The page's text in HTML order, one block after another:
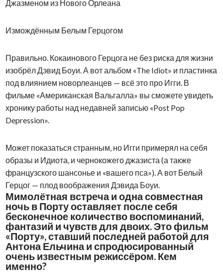
Джазменом из Нового Орлеана
Измождённым Белым Герцогом
Правильно. Кокаинового Герцога не без риска для жизни
изобрёл Дэвид Боуи. А вот альбом «The Idiot» и пластинка
под влиянием новорлеанцев — всё это про Игги. В
фильме «Американская Вальгалла» вы сможете увидеть
хронику работы над недавней записью «Post Pop
Depression».
Может показаться странным, но Игги примерял на себя
образы и Идиота, и чернокожего джазиста (а также
французского шансонье и «вашего пса»). А вот Белый
Герцог — плод воображения Дэвида Боуи.
Мимолётная встреча и одна совместная
ночь в Порту оставляет после себя
бесконечное количество воспоминаний,
фантазий и чувств для двоих. Это фильм
«Порту», ставший последней работой для
Антона Ельчина и спродюсированный
очень известным режиссёром. Кем
именно?